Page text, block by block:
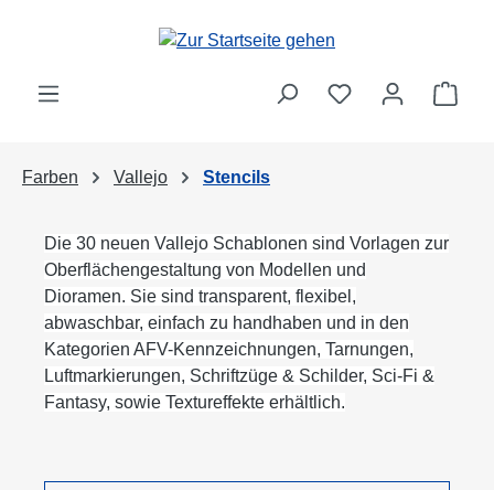
Zum Hauptinhalt springen
Farben Vallejo Stencils
Die 30 neuen Vallejo Schablonen sind Vorlagen zur
Oberflächengestaltung von Modellen und
Dioramen. Sie sind transparent, flexibel,
abwaschbar, einfach zu handhaben und in den
Kategorien AFV-Kennzeichnungen, Tarnungen,
Luftmarkierungen, Schriftzüge & Schilder, Sci-Fi &
Fantasy, sowie Textureffekte erhältlich.